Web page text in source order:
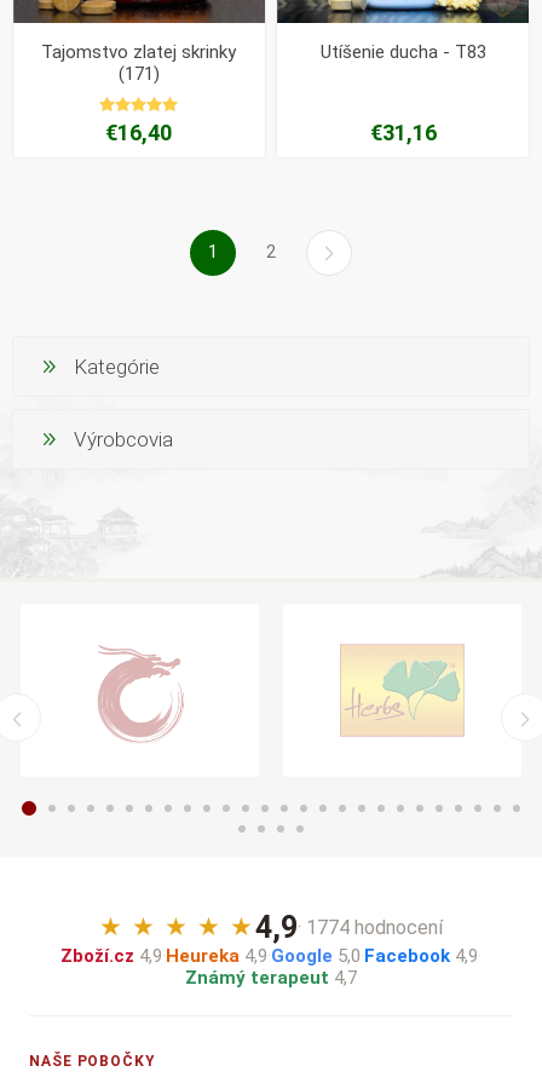
Tajomstvo zlatej skrinky
(171)
€16,40
Utíšenie ducha - T83
€31,16
1 2
Kategórie
Výrobcovia
★ ★ ★ ★ ★4,9· 1774 hodnocení
Zboží.cz 4,9·Heureka 4,9·Google 5,0·Facebook 4,9·
Známý terapeut 4,7
NAŠE POBOČKY